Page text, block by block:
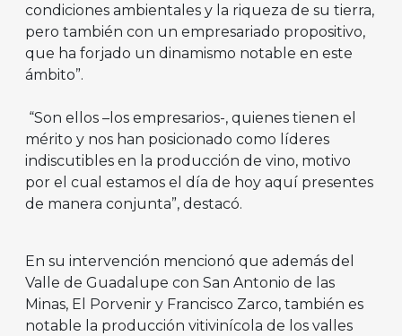
condiciones ambientales y la riqueza de su tierra,
pero también con un empresariado propositivo,
que ha forjado un dinamismo notable en este
ámbito”.
“Son ellos –los empresarios-, quienes tienen el
mérito y nos han posicionado como líderes
indiscutibles en la producción de vino, motivo
por el cual estamos el día de hoy aquí presentes
de manera conjunta”, destacó.
En su intervención mencionó que además del
Valle de Guadalupe con San Antonio de las
Minas, El Porvenir y Francisco Zarco, también es
notable la producción vitivinícola de los valles